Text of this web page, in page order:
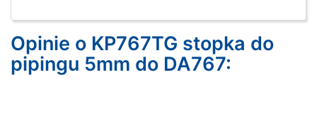
Opinie o KP767TG stopka do
pipingu 5mm do DA767: